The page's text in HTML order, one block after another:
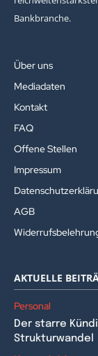
Bankbranche.
Über uns
Mediadaten
Kontakt
FAQ
Offene Stellen
Impressum
AGB
AKTUELLE
Personal
Der starre
Strukturwandel